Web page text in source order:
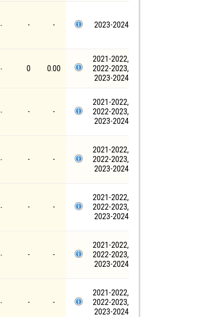
- - - 2023-2024
- 0 0.00
2021-2022,
2022-2023,
2023-2024
- - -
2021-2022,
2022-2023,
2023-2024
- - -
2021-2022,
2022-2023,
2023-2024
- - -
2021-2022,
2022-2023,
2023-2024
- - -
2021-2022,
2022-2023,
2023-2024
- - -
2021-2022,
2022-2023,
2023-2024